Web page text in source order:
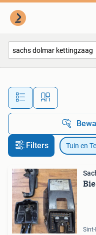
Filters Tuin en